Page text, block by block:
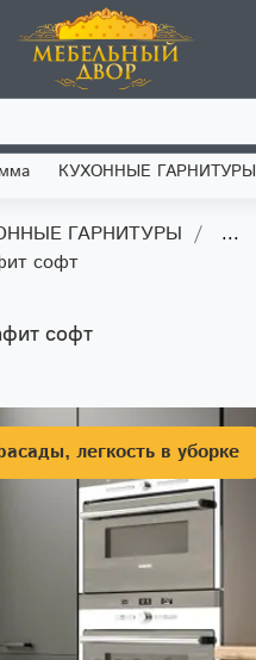
КУХОННЫЕ ГАРНИТУРЫ
ГАРНИТУРЫ
...
софт
софт
легкость в уборке